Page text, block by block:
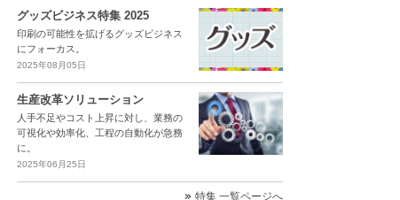
グッズビジネス特集 2025
印刷の可能性を拡げるグッズビジネス
にフォーカス。
2025年08月05日
生産改革ソリューション
人手不足やコスト上昇に対し、業務の
可視化や効率化、工程の自動化が急務
に。
2025年06月25日
特集 一覧ページへ